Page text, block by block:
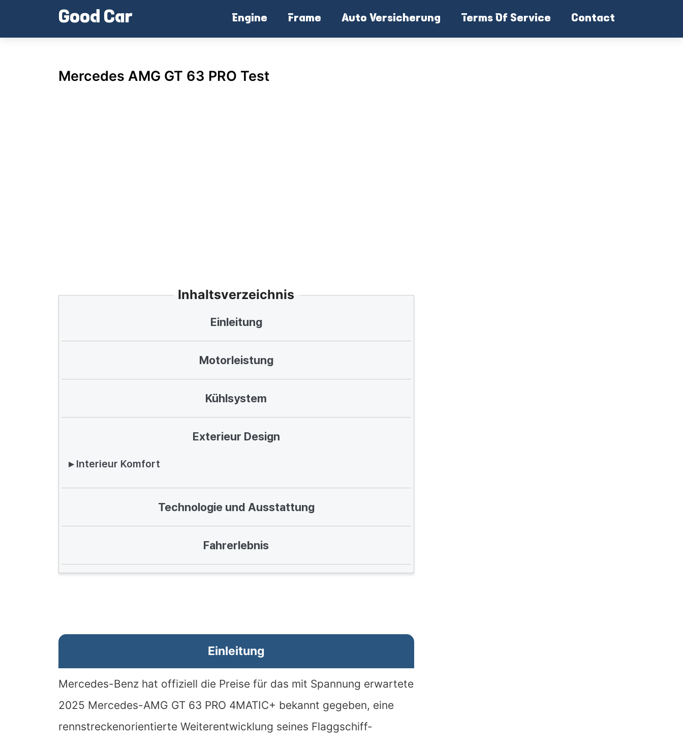
Good Car Engine Frame Auto Versicherung Terms Of Service Contact
Mercedes AMG GT 63 PRO Test
Inhaltsverzeichnis
Einleitung
Motorleistung
Kühlsystem
Exterieur Design
▸ Interieur Komfort
Technologie und Ausstattung
Fahrerlebnis
Einleitung
Mercedes-Benz hat offiziell die Preise für das mit Spannung erwartete
2025 Mercedes-AMG GT 63 PRO 4MATIC+ bekannt gegeben, eine
rennstreckenorientierte Weiterentwicklung seines Flaggschiff-